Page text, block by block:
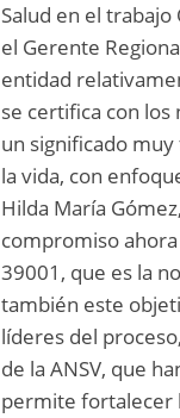
Salud en el
el Gerente
entidad
se certifica con los
un significado
la vida, con
Hilda María
compromiso
39001, que es la
también este
líderes del
de la ANSV, que
permite fortalecer